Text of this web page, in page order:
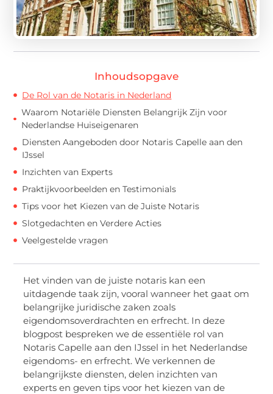
Inhoudsopgave
De Rol van de Notaris in Nederland
Waarom Notariële Diensten Belangrijk Zijn voor
Nederlandse Huiseigenaren
Diensten Aangeboden door Notaris Capelle aan den
IJssel
Inzichten van Experts
Praktijkvoorbeelden en Testimonials
Tips voor het Kiezen van de Juiste Notaris
Slotgedachten en Verdere Acties
Veelgestelde vragen
Het vinden van de juiste notaris kan een
uitdagende taak zijn, vooral wanneer het gaat om
belangrijke juridische zaken zoals
eigendomsoverdrachten en erfrecht. In deze
blogpost bespreken we de essentiële rol van
Notaris Capelle aan den IJssel in het Nederlandse
eigendoms- en erfrecht. We verkennen de
belangrijkste diensten, delen inzichten van
experts en geven tips voor het kiezen van de